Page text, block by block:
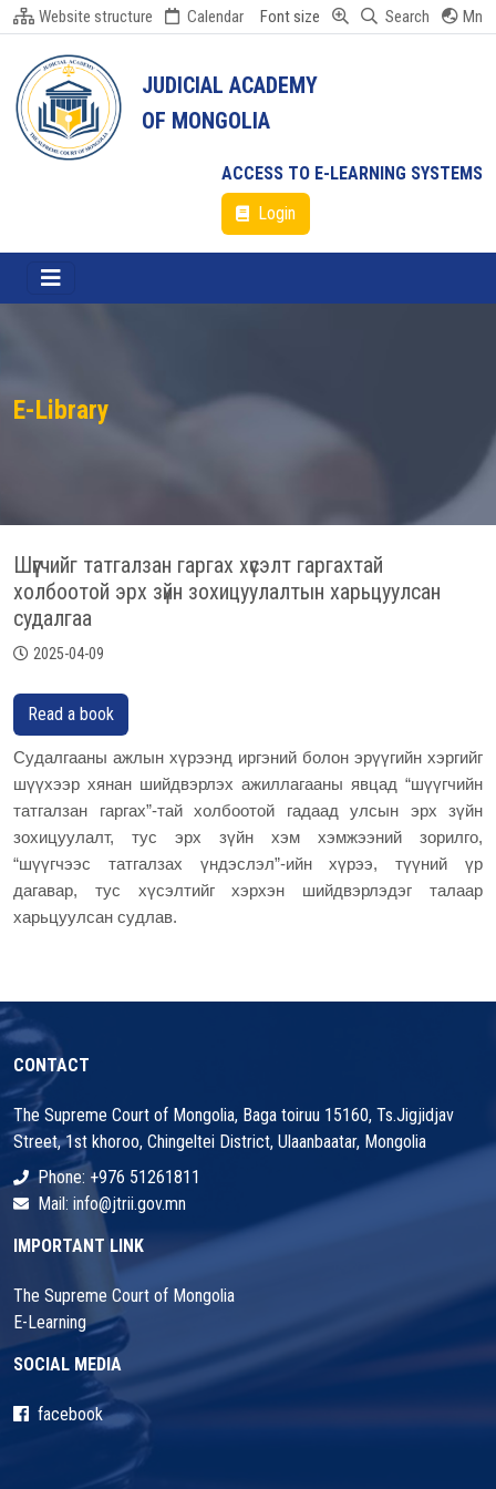
Website structure Calendar Font size Search Mn
JUDICIAL ACADEMY
OF MONGOLIA
ACCESS TO E-LEARNING SYSTEMS
Login
E-Library
Шүүгчийг татгалзан гаргах хүсэлт гаргахтай
холбоотой эрх зүйн зохицуулалтын харьцуулсан
судалгаа
2025-04-09
Read a book
Судалгааны ажлын хүрээнд иргэний болон эрүүгийн хэргийг
шүүхээр хянан шийдвэрлэх ажиллагааны явцад “шүүгчийн
татгалзан гаргах”-тай холбоотой гадаад улсын эрх зүйн
зохицуулалт, тус эрх зүйн хэм хэмжээний зорилго,
“шүүгчээс татгалзах үндэслэл”-ийн хүрээ, түүний үр
дагавар, тус хүсэлтийг хэрхэн шийдвэрлэдэг талаар
харьцуулсан судлав.
CONTACT
The Supreme Court of Mongolia, Baga toiruu 15160, Ts.Jigjidjav
Street, 1st khoroo, Chingeltei District, Ulaanbaatar, Mongolia
Phone: +976 51261811
Mail: info@jtrii.gov.mn
IMPORTANT LINK
The Supreme Court of Mongolia
E-Learning
SOCIAL MEDIA
facebook